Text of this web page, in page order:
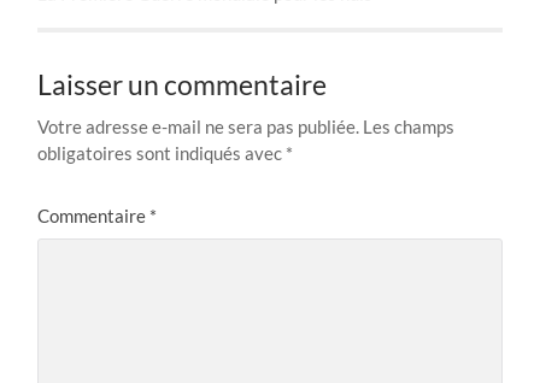
Laisser un commentaire
Votre adresse e-mail ne sera pas publiée. Les champs
obligatoires sont indiqués avec *
Commentaire *